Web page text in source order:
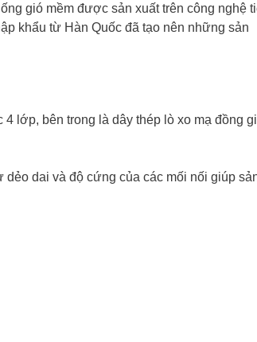
gió mềm được sản xuất trên công nghệ
khẩu từ Hàn Quốc đã tạo nên những sản
lớp, bên trong là dây thép lò xo mạ đồng
dai và độ cứng của các mối nối giúp